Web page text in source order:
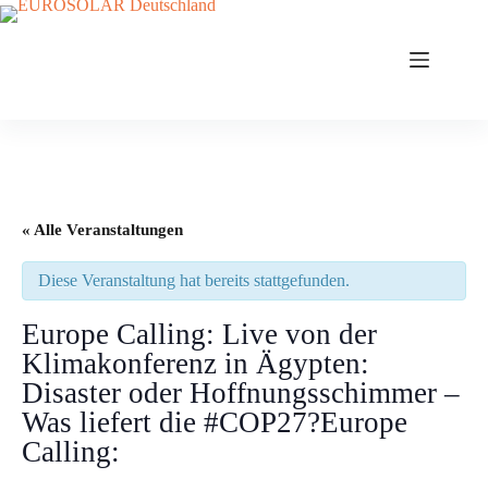
Zum
Inhalt
« Alle Veranstaltungen
Diese Veranstaltung hat bereits stattgefunden.
Europe Calling: Live von der
Klimakonferenz in Ägypten:
Disaster oder Hoffnungsschimmer –
Was liefert die #COP27?Europe
Calling: